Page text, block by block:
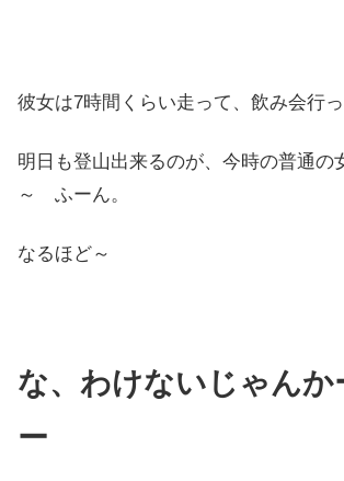
彼女は7時間くらい走って、飲み会行
明日も登山出来るのが、今時の普通の
～ ふーん。
なるほど～
な、わけないじゃんか
ー